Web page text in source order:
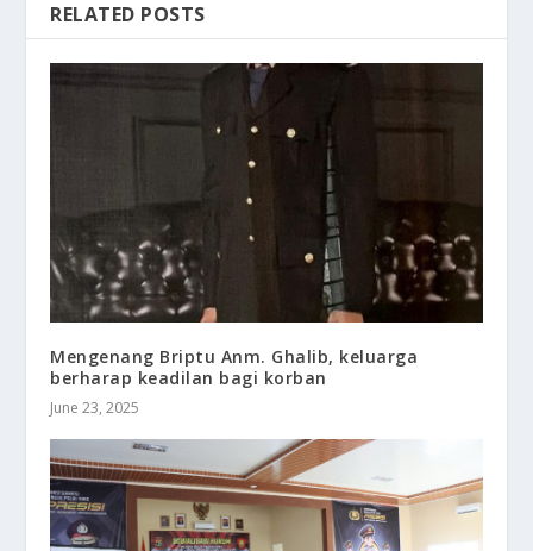
RELATED POSTS
Mengenang Briptu Anm. Ghalib, keluarga
berharap keadilan bagi korban
June 23, 2025